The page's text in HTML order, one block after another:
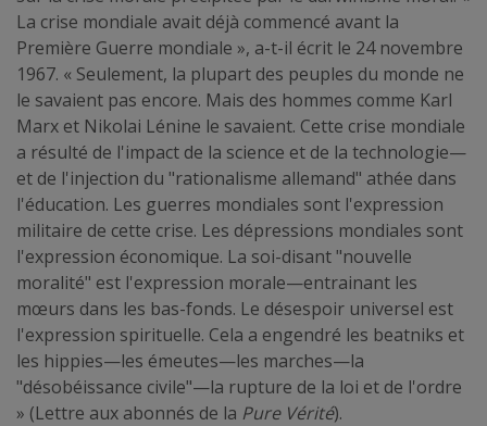
La crise mondiale avait déjà commencé avant la
Première Guerre mondiale », a-t-il écrit le 24 novembre
1967. « Seulement, la plupart des peuples du monde ne
le savaient pas encore. Mais des hommes comme Karl
Marx et Nikolai Lénine le savaient. Cette crise mondiale
a résulté de l'impact de la science et de la technologie—
et de l'injection du "rationalisme allemand" athée dans
l'éducation. Les guerres mondiales sont l'expression
militaire de cette crise. Les dépressions mondiales sont
l'expression économique. La soi-disant "nouvelle
moralité" est l'expression morale—entrainant les
mœurs dans les bas-fonds. Le désespoir universel est
l'expression spirituelle. Cela a engendré les beatniks et
les hippies—les émeutes—les marches—la
"désobéissance civile"—la rupture de la loi et de l'ordre
» (Lettre aux abonnés de la Pure Vérité).